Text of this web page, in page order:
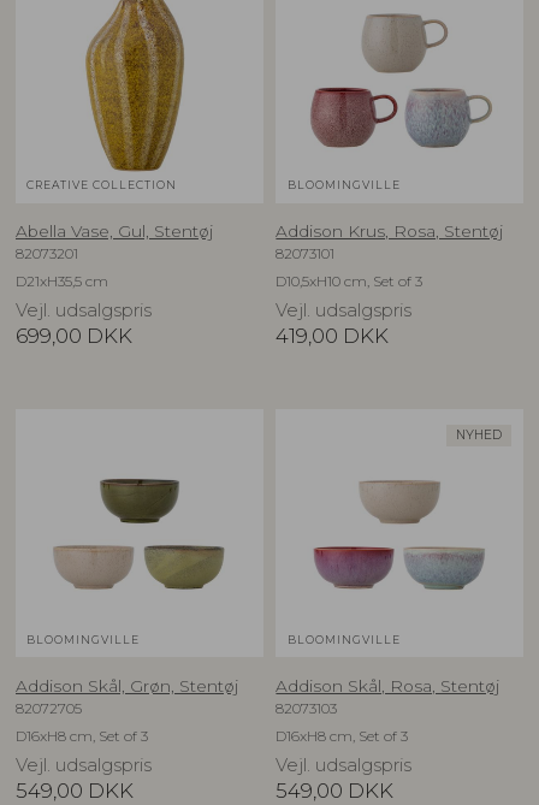
CREATIVE COLLECTION
Abella Vase, Gul, Stentøj
82073201
D21xH35,5 cm
Vejl. udsalgspris
699,00 DKK
BLOOMINGVILLE
Addison Krus, Rosa, Stentøj
82073101
D10,5xH10 cm, Set of 3
Vejl. udsalgspris
419,00 DKK
BLOOMINGVILLE
Addison Skål, Grøn, Stentøj
82072705
D16xH8 cm, Set of 3
Vejl. udsalgspris
549,00 DKK
NYHED
BLOOMINGVILLE
Addison Skål, Rosa, Stentøj
82073103
D16xH8 cm, Set of 3
Vejl. udsalgspris
549,00 DKK